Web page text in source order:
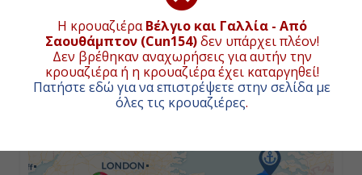
Η κρουαζιέραΒέλγιο και Γαλλία - Από
Σαουθάμπτον (Cun154)δεν υπάρχει πλέον!
Δεν βρέθηκαν αναχωρήσεις για αυτήν την
κρουαζιέρα ή η κρουαζιέρα έχει καταργηθεί!
Πατήστε εδώ για να επιστρέψετε στην σελίδα με
όλες τις κρουαζιέρες.
-
-
Χάβρη (Παρίσι), Γαλλία
ΧΑΡΤΗΣ ΚΡΟΥΑΖΙΕΡΑΣ
Συνολική απόσταση κρουαζιέρας:531ναυτικά μίλια
(984χλμ.)